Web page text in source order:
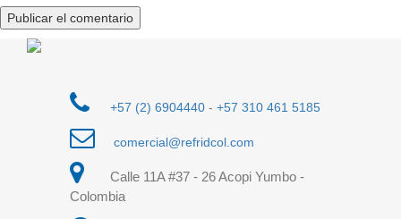
+57 (2) 6904440- +57 310 461 5185
comercial@refridcol.com
Calle 11A #37 - 26 Acopi Yumbo -
Colombia